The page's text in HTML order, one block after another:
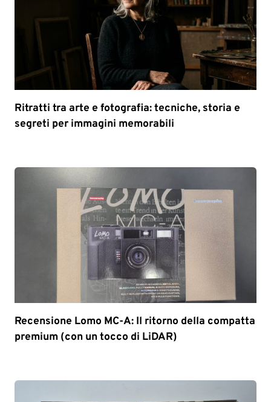
Ritratti tra arte e fotografia: tecniche, storia e
segreti per immagini memorabili
Recensione Lomo MC-A: Il ritorno della compatta
premium (con un tocco di LiDAR)